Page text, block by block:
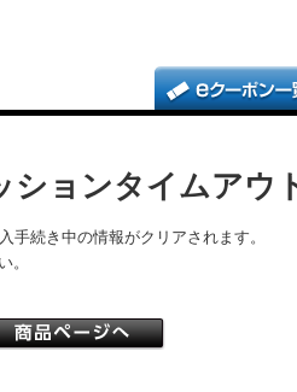
ョンタイムアウ
手続き中の情報がクリアされます。
。